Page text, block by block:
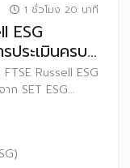
1 ชั่วโมง 20 นาที
ประเมินครบ
Russell ESG
ก SET ESG